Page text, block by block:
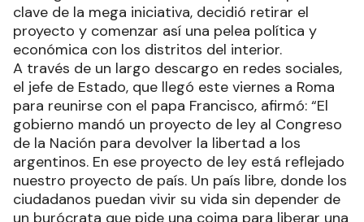
clave de la mega iniciativa, decidió retirar el
proyecto y comenzar así una pelea política y
económica con los distritos del interior.
A través de un largo descargo en redes sociales,
el jefe de Estado, que llegó este viernes a Roma
para reunirse con el papa Francisco, afirmó: “El
gobierno mandó un proyecto de ley al Congreso
de la Nación para devolver la libertad a los
argentinos. En ese proyecto de ley está reflejado
nuestro proyecto de país. Un país libre, donde los
ciudadanos puedan vivir su vida sin depender de